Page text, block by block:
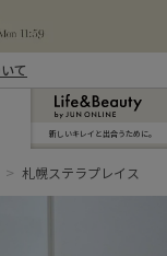
て
新しいキレイと出合うために。
札幌ステラプレイス